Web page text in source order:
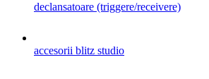
declansatoare (triggere/receivere)
accesorii blitz studio